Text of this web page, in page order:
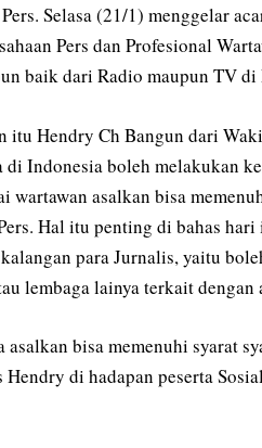
Selasa (21/1) menggelar
Pers dan Profesional
baik dari Radio maupun TV
itu Hendry Ch Bangun dari
di Indonesia boleh melakukan
wartawan asalkan bisa
Hal itu penting di bahas
para Jurnalis, yaitu
lembaga lainya terkait
bisa memenuhi syarat
Hendry di hadapan peserta